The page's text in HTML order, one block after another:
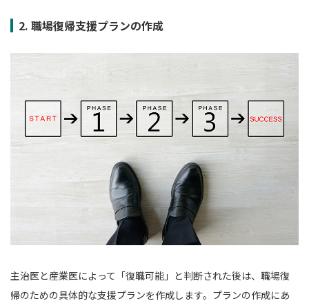
2. 職場復帰支援プランの作成
主治医と産業医によって「復職可能」と判断された後は、職場復
帰のための具体的な支援プランを作成します。プランの作成にあ